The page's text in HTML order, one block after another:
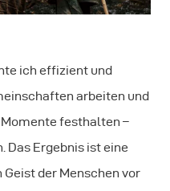
ich effizient und
arbeiten und
festhalten –
Das Ergebnis ist eine
der Menschen vor